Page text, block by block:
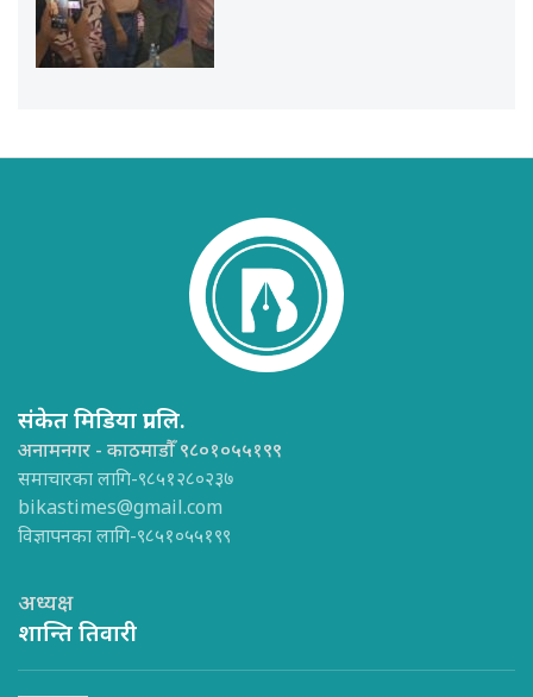
संकेत मिडिया प्रा.लि.
अनामनगर - काठमाडौँ ९८०१०५५१९९
समाचारका लागि-९८५१२८०२३७
bikastimes@gmail.com
विज्ञापनका लागि-९८५१०५५१९९
अध्यक्ष
शान्ति तिवारी